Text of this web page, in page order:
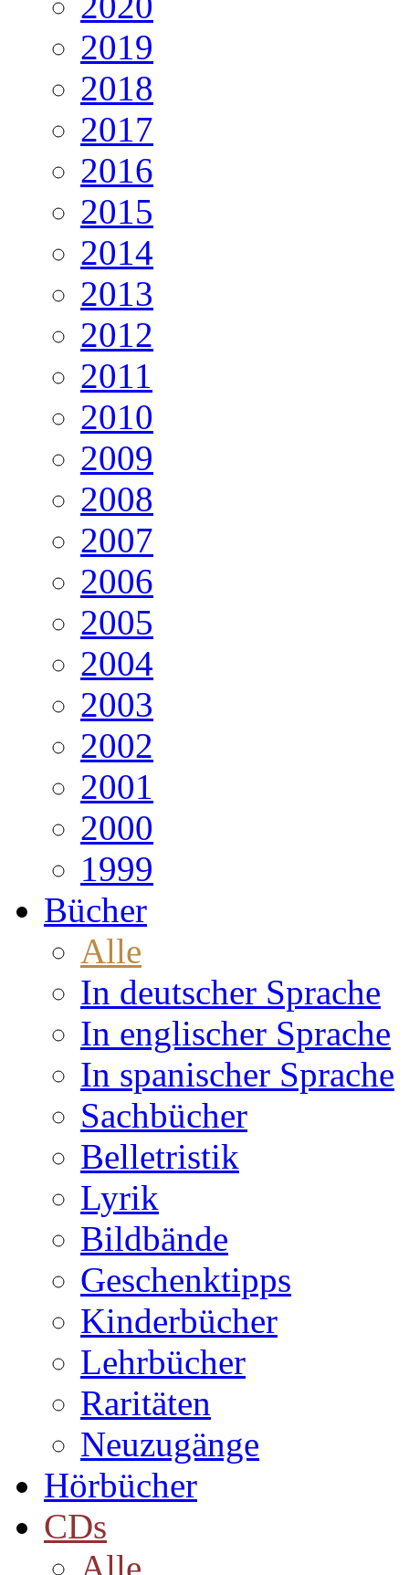
2019
2018
2017
2016
2015
2014
2013
2012
2011
2010
2009
2008
2007
2006
2005
2004
2003
2002
2001
2000
1999
Bücher
Alle
In deutscher Sprache
In englischer Sprache
In spanischer Sprache
Sachbücher
Belletristik
Lyrik
Bildbände
Geschenktipps
Kinderbücher
Lehrbücher
Raritäten
Neuzugänge
Hörbücher
CDs